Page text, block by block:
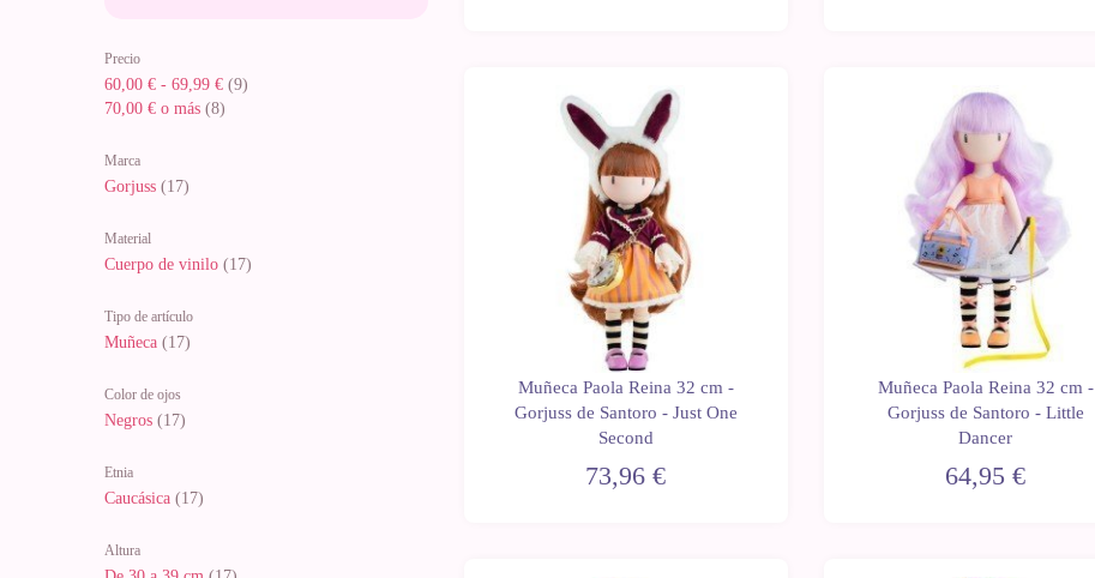
Precio
60,00 € - 69,99 € (9)
70,00 € o más (8)
Marca
Gorjuss (17)
Material
Cuerpo de vinilo (17)
Tipo de artículo
Muñeca (17)
Color de ojos
Negros (17)
Etnia
Caucásica (17)
Altura
Muñeca Paola Reina 32 cm -
Gorjuss de Santoro - Just One
Second
73,96 €
Muñeca Paola Reina 32 cm -
Gorjuss de Santoro - Little
Dancer
64,95 €